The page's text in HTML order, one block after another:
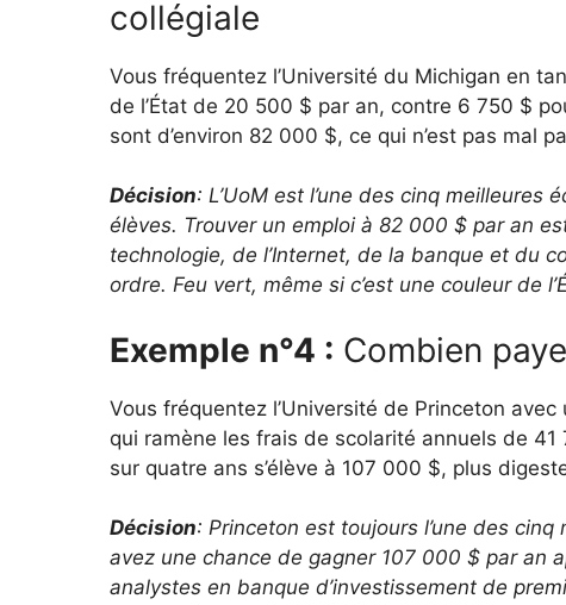
collégiale
Vous fréquentez l’Université du Michigan en
de l’État de 20 500 $ par an, contre 6 750 $
sont d’environ 82 000 $, ce qui n’est pas mal
Décision: L’UoM est l’une des cinq meilleures
élèves. Trouver un emploi à 82 000 $ par an
technologie, de l’Internet, de la banque et du
ordre. Feu vert, même si c’est une couleur de
Exemple n°4 : Combien
Vous fréquentez l’Université de Princeton
qui ramène les frais de scolarité annuels de
sur quatre ans s’élève à 107 000 $, plus
Décision: Princeton est toujours l’une des
avez une chance de gagner 107 000 $ par an
analystes en banque d’investissement de